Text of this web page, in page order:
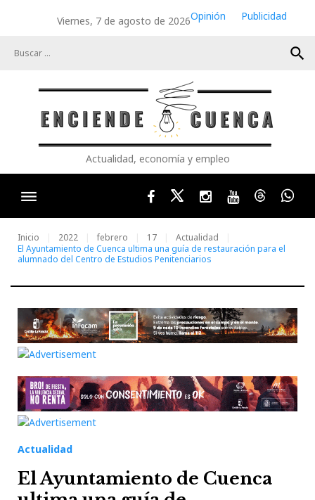
Viernes, 7 de agosto de 2026Opinión
Publicidad
search
Actualidad, economía y empleo
FacebookTwitterInstagram
YoutubeThreads
Inicio 2022 febrero 17
Actualidad
El Ayuntamiento de Cuenca ultima una guía de restauración para el
alumnado del Centro de Estudios Penitenciarios
Actualidad
El Ayuntamiento de Cuenca